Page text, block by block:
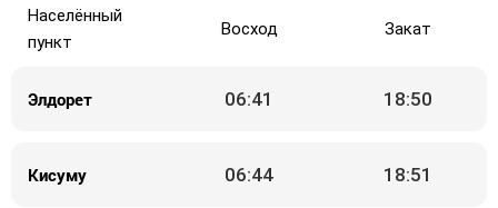
Населённый
пункт
Восход Закат
Элдорет 06:41 18:50
Кисуму 06:44 18:51